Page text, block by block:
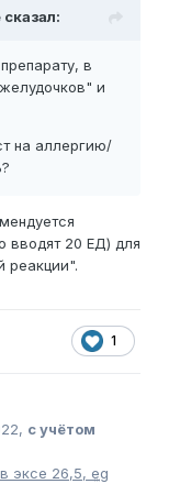
в
и
на аллергию/
вводят 20 ЕД) для
реакции".
1
с учётом
в эксе 26,5, eg